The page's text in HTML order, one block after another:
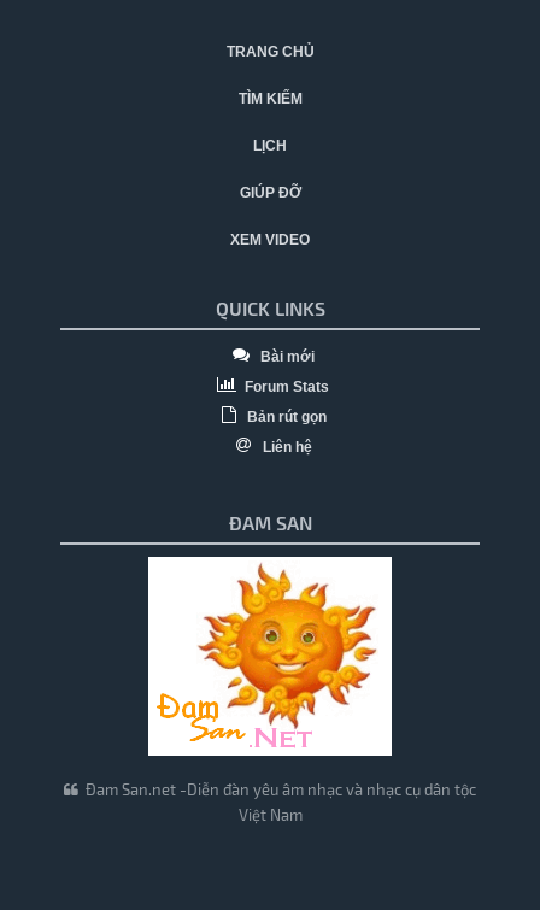
TRANG CHỦ
TÌM KIẾM
LỊCH
GIÚP ĐỠ
XEM VIDEO
QUICK LINKS
Bài mới
Forum Stats
Bản rút gọn
Liên hệ
ĐAM SAN
Đam San.net -Diễn đàn yêu âm nhạc và nhạc cụ dân tộc
Việt Nam